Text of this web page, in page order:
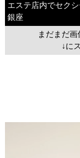
エステ店内でセク
銀座
まだまだ画
↓に